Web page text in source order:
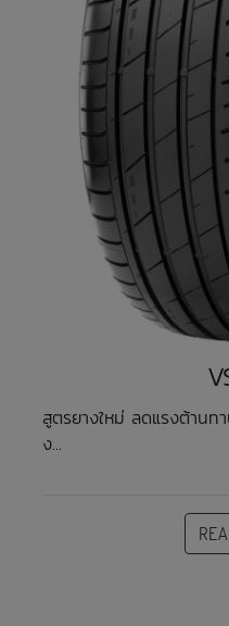
สูตรยางใหม่ ลดแรงต้านท
ง...